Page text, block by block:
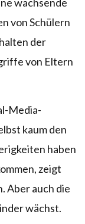
von Schülern
der
von Eltern
Media-
kaum den
haben
zeigt
Aber auch die
wächst.